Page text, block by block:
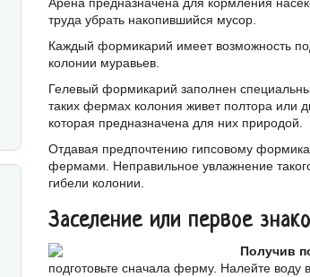
труда убрать накопившийся мусор.
Каждый формикарий имеет возможность
колонии муравьев.
Гелевый формикарий заполнен
таких фермах колония живет полтора или
которая предназначена для них природой.
Отдавая предпочтению гипсовому
фермами. Неправильное увлажнение
гибели колонии.
Заселение или первое
Получив
подготовьте сначала ферму. Налейте